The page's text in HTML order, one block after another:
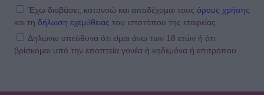
Έχω διαβάσει, κατανοώ και αποδέχομαι τους όρους χρήσης
και τη δήλωση εχεμύθειας του ιστοτόπου της εταιρείας
Δηλώνω υπεύθυνα ότι είμαι άνω των 18 ετών ή ότι
βρίσκομαι υπό την εποπτεία γονέα ή κηδεμόνα ή επιτρόπου